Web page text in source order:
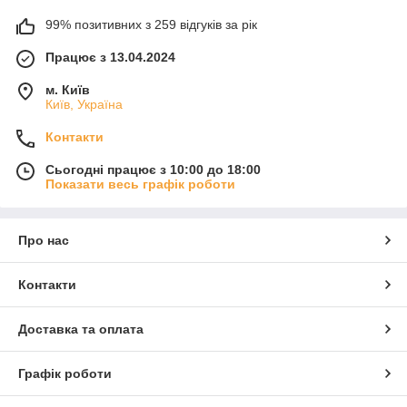
99% позитивних з 259 відгуків за рік
Працює з 13.04.2024
м. Київ
Київ, Україна
Контакти
Сьогодні працює з 10:00 до 18:00
Показати весь графік роботи
Про нас
Контакти
Доставка та оплата
Графік роботи